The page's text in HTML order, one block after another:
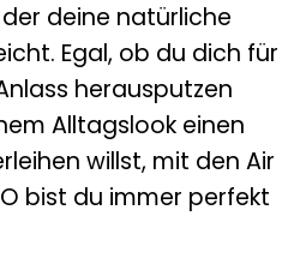
deine natürliche
Egal, ob du dich für
herausputzen
Alltagslook einen
willst, mit den Air
bist du immer perfekt